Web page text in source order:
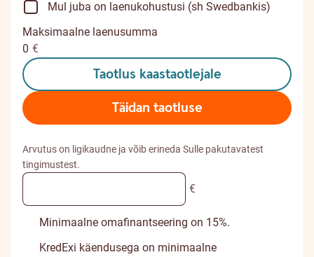
Mul juba on laenukohustusi (sh Swedbankis)
Maksimaalne laenusumma
0 €
Taotlus kaastaotlejale
Täidan taotluse
Arvutus on ligikaudne ja võib erineda Sulle pakutavatest
tingimustest.
€
Minimaalne omafinantseering on 15%.
KredExi käendusega on minimaalne